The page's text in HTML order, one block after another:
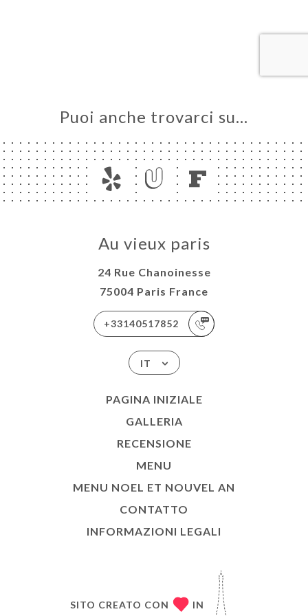
Puoi anche trovarci su…
Au vieux paris
24 Rue Chanoinesse
75004 Paris France
+33140517852
IT
PAGINA INIZIALE
GALLERIA
RECENSIONE
MENU
MENU NOEL ET NOUVEL AN
CONTATTO
INFORMAZIONI LEGALI
SITO CREATO CON IN